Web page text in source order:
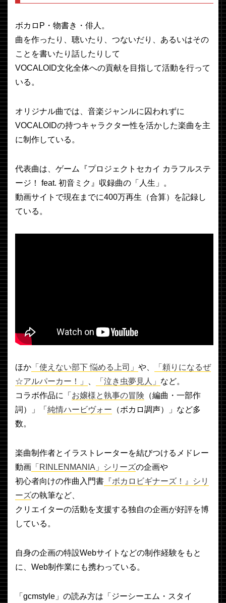
ボカロP・物書き・俳人。
曲を作ったり、聴いたり、つないだり、あるいはその
ことを書いたり話したりして
VOCALOID文化全体への貢献を目指して活動を行って
いる。
オリジナル曲では、音楽ジャンルに囚われずに
VOCALOIDの持つキャラクター性を活かした楽曲を主
に制作している。
代表曲は、ゲーム『プロジェクトセカイ カラフルステ
ージ！ feat. 初音ミク』収録曲の「人生」。
動画サイトで現在までに400万再生（合算）を記録し
ている。
ほか 「使えない部下 悩める上司」 や、
「頼りになるぜ
☆アルパーカー！」
「泣き虫夢見人」 など。
コラボ作品に「 お嬢様と執事の冒険 （編曲・一部作
詞）」「 純情ハービヴォー （ボカロ調声）」など多
数。
楽曲制作者とイラストレーターを結びつけるメドレー
動画 「RINLENMANIA」シリーズの企画や
初心者向けの作曲入門書 『ボカロビギナーズ！』シリ
ーズの執筆など、
クリエイターの活動を支援する独自の企画が好評を博
している。
自身の企画の特設Webサイトなどの制作経験をもと
に、Web制作業にも携わっている。
「gcmstyle」の読み方は「ジーシーエム・スタイ